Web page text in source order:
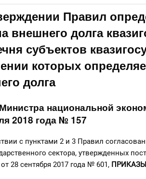
Правил
внешнего долга
субъектов
которых
долга
национальной
2018 года № 157
с пунктами 2 и 3 Правил
сектора, утвержденных
28 сентября 2017 года № 601,